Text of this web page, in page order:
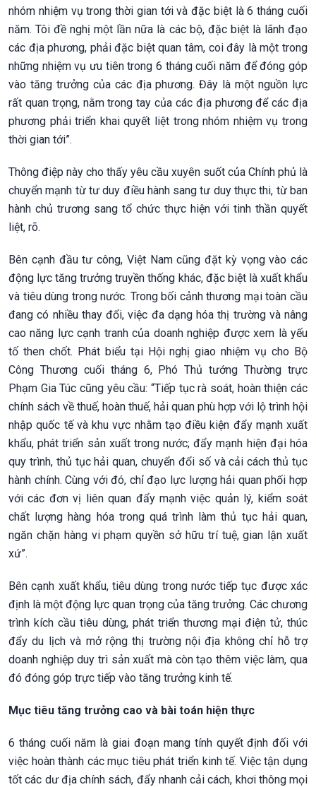
nhóm nhiệm vụ trong thời gian tới và đặc biệt là 6 tháng cuối
năm. Tôi đề nghị một lần nữa là các bộ, đặc biệt là lãnh đạo
các địa phương, phải đặc biệt quan tâm, coi đây là một trong
những nhiệm vụ ưu tiên trong 6 tháng cuối năm để đóng góp
vào tăng trưởng của các địa phương. Đây là một nguồn lực
rất quan trọng, nằm trong tay của các địa phương để các địa
phương phải triển khai quyết liệt trong nhóm nhiệm vụ trong
thời gian tới”.
Thông điệp này cho thấy yêu cầu xuyên suốt của Chính phủ là
chuyển mạnh từ tư duy điều hành sang tư duy thực thi, từ ban
hành chủ trương sang tổ chức thực hiện với tinh thần quyết
liệt, rõ.
Bên cạnh đầu tư công, Việt Nam cũng đặt kỳ vọng vào các
động lực tăng trưởng truyền thống khác, đặc biệt là xuất khẩu
và tiêu dùng trong nước. Trong bối cảnh thương mại toàn cầu
đang có nhiều thay đổi, việc đa dạng hóa thị trường và nâng
cao năng lực cạnh tranh của doanh nghiệp được xem là yếu
tố then chốt. Phát biểu tại Hội nghị giao nhiệm vụ cho Bộ
Công Thương cuối tháng 6, Phó Thủ tướng Thường trực
Phạm Gia Túc cũng yêu cầu: “Tiếp tục rà soát, hoàn thiện các
chính sách về thuế, hoàn thuế, hải quan phù hợp với lộ trình hội
nhập quốc tế và khu vực nhằm tạo điều kiện đẩy mạnh xuất
khẩu, phát triển sản xuất trong nước; đẩy mạnh hiện đại hóa
quy trình, thủ tục hải quan, chuyển đổi số và cải cách thủ tục
hành chính. Cùng với đó, chỉ đạo lực lượng hải quan phối hợp
với các đơn vị liên quan đẩy mạnh việc quản lý, kiểm soát
chất lượng hàng hóa trong quá trình làm thủ tục hải quan,
ngăn chặn hàng vi phạm quyền sở hữu trí tuệ, gian lận xuất
xứ”.
Bên cạnh xuất khẩu, tiêu dùng trong nước tiếp tục được xác
định là một động lực quan trọng của tăng trưởng. Các chương
trình kích cầu tiêu dùng, phát triển thương mại điện tử, thúc
đẩy du lịch và mở rộng thị trường nội địa không chỉ hỗ trợ
doanh nghiệp duy trì sản xuất mà còn tạo thêm việc làm, qua
đó đóng góp trực tiếp vào tăng trưởng kinh tế.
Mục tiêu tăng trưởng cao và bài toán hiện thực
6 tháng cuối năm là giai đoạn mang tính quyết định đối với
việc hoàn thành các mục tiêu phát triển kinh tế. Việc tận dụng
tốt các dư địa chính sách, đẩy nhanh cải cách, khơi thông mọi